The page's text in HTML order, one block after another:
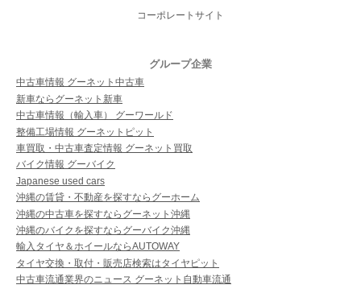
コーポレートサイト
グループ企業
中古車情報 グーネット中古車
新車ならグーネット新車
中古車情報（輸入車） グーワールド
整備工場情報 グーネットピット
車買取・中古車査定情報 グーネット買取
バイク情報 グーバイク
Japanese used cars
沖縄の賃貸・不動産を探すならグーホーム
沖縄の中古車を探すならグーネット沖縄
沖縄のバイクを探すならグーバイク沖縄
輸入タイヤ＆ホイールならAUTOWAY
タイヤ交換・取付・販売店検索はタイヤピット
中古車流通業界のニュース グーネット自動車流通